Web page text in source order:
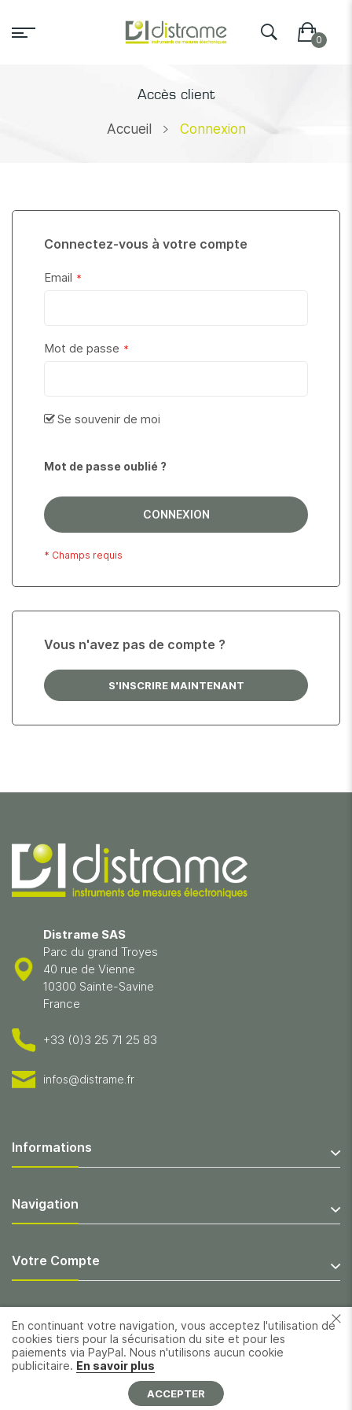
En continuant votre navigation, vous acceptez l'utilisation de
cookies tiers pour la sécurisation du site et pour les
paiements via PayPal. Nous n'utilisons aucun cookie
publicitaire. En savoir plus
ACCEPTER
Accès client
Accueil Connexion
Connectez-vous à votre compte
Email
Mot de passe
Se souvenir de moi
Mot de passe oublié ?
CONNEXION
Vous n'avez pas de compte ?
S'INSCRIRE MAINTENANT
Distrame SAS
Parc du grand Troyes
40 rue de Vienne
10300 Sainte-Savine
France
+33 (0)3 25 71 25 83
infos@distrame.fr
Informations
Navigation
Votre Compte